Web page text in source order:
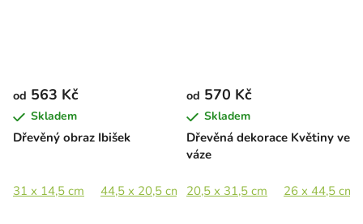
Dřevěný obraz Ibišek
od 563 Kč
Skladem
31 x 14,5 cm 44,5 x 20,5 cm 65 x 30 cm 89 x 41 cm
Dřevěná dekorace Květiny ve
váze
od 570 Kč
Skladem
20,5 x 31,5 cm 26 x 44,5 cm